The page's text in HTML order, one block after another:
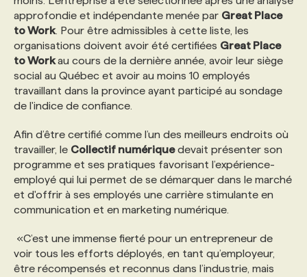
NOS TARIFS
PROGRAMMES DE SUBVENTIONS
FAQ
ANNONCEZ AVEC NOUS
ANNONCEZ AVEC NOUS
approfondie et indépendante menée par Great Place
to Work. Pour être admissibles à cette liste, les
organisations doivent avoir été certifiées Great Place
to Workau cours de la dernière année, avoir leur siège
social au Québec et avoir au moins 10 employés
travaillant dans la province ayant participé au sondage
de l'indice de confiance.
Afin d’être certifié comme l’un des meilleurs endroits où
travailler, le Collectif numériquedevait présenter son
programme et ses pratiques favorisant l’expérience-
employé qui lui permet de se démarquer dans le marché
et d'offrir à ses employés une carrière stimulante en
communication et en marketing numérique.
«C’est une immense fierté pour un entrepreneur de
voir tous les efforts déployés, en tant qu’employeur,
être récompensés et reconnus dans l’industrie, mais